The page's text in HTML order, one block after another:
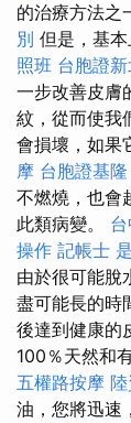
的治療方法之
別 但是，基
照班 台胞證
一步改善皮膚
紋，從而使我
會損壞，如果
摩 台胞證基隆
不燃燒，也會
此類病變。
操作 記帳士
由於很可能脫
盡可能長的時
後達到健康的
100％天然和
五權路按摩
油，您將迅速